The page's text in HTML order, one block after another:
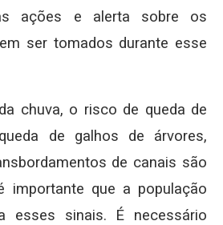
ações e alerta sobre os
ser tomados durante esse
chuva, o risco de queda de
de galhos de árvores,
de canais são
importante que a população
esses sinais. É necessário